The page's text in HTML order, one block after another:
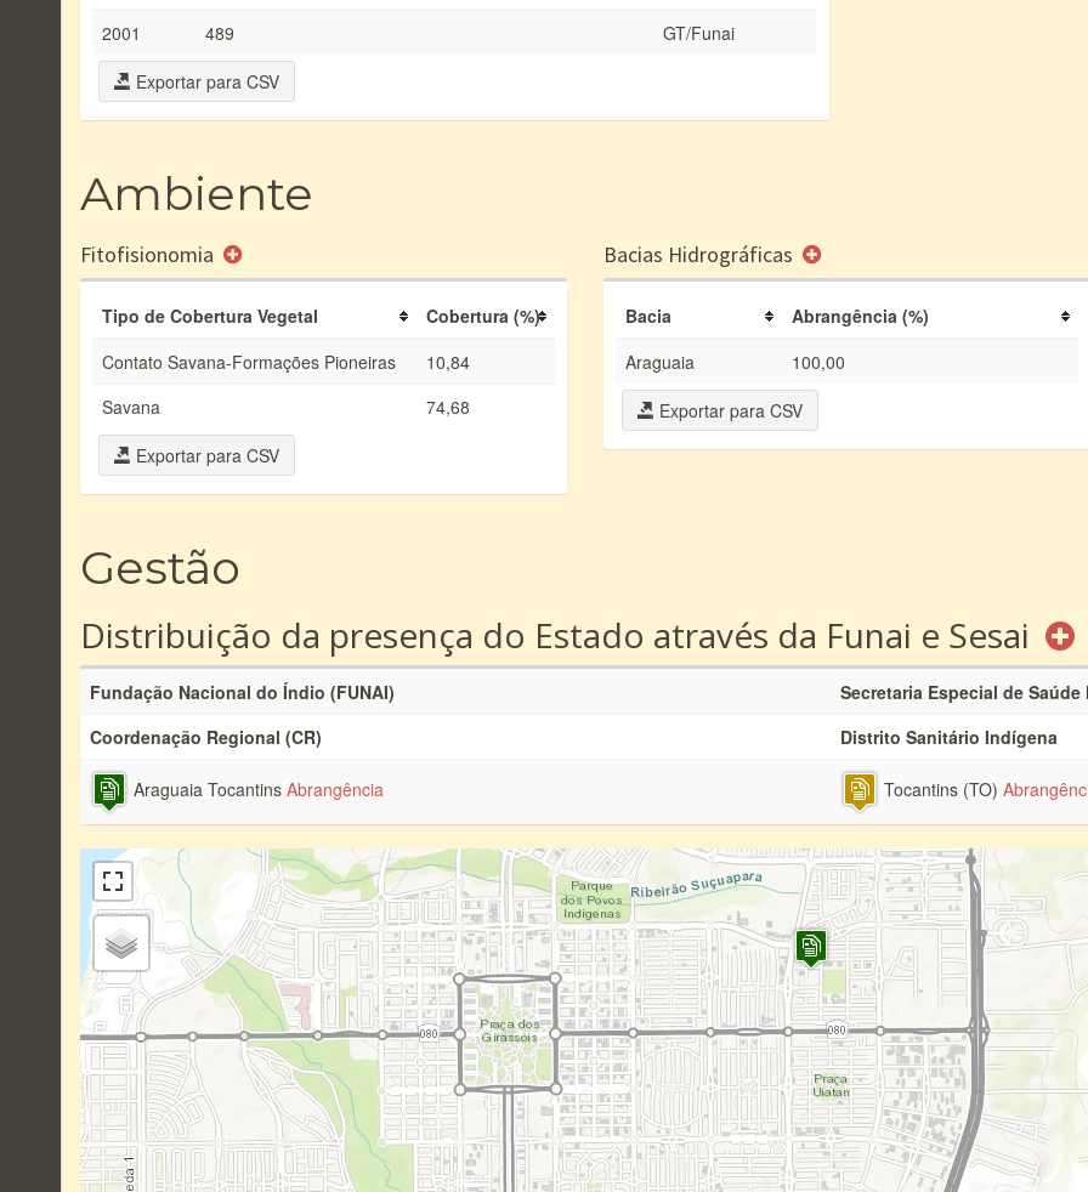
2001
489
GT/Funai
Exportar para CSV
Ambiente
Fitofisionomia
Tipo de Cobertura Vegetal
Cobertura (%)
Contato Savana-Formações Pioneiras
10,84
Savana
74,68
Exportar para CSV
Bacias Hidrográficas
Bacia
Abrangência (%)
Araguaia
100,00
Exportar para CSV
Gestão
Distribuição da presença do Estado através da Funai e Sesai
Fundação Nacional do Índio (FUNAI)
Secretaria Especial de
Coordenação Regional (CR)
Distrito Sanitário Indígena
Araguaia Tocantins Abrangência Tocantins (TO)